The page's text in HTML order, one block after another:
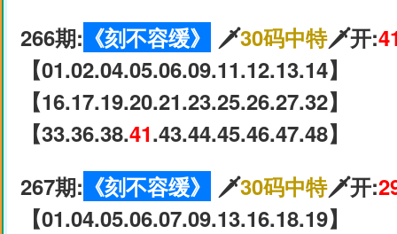
266期: 《刻不容缓》 🗡30码中特🗡开:
【01.02.04.05.06.09.11.12.13.14】
【16.17.19.20.21.23.25.26.27.32】
【33.36.38.41.43.44.45.46.47.48】
267期: 《刻不容缓》 🗡30码中特🗡开:
【01.04.05.06.07.09.13.16.18.19】